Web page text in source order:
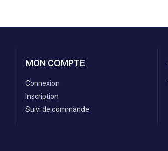
MON COMPTE
Connexion
Inscription
Suivi de commande